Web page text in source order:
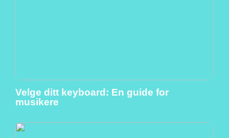
Velge ditt keyboard: En guide for
musikere